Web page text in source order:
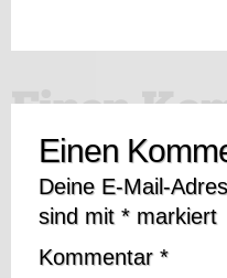
Einen
Deine E-Mail-
sind mit * markiert
Kommentar *